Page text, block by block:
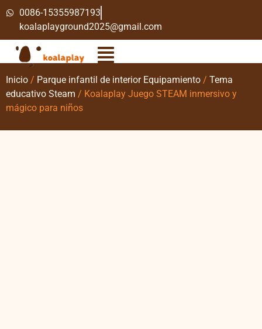
0086-15355987193
koalaplayground2025@gmail.com
Inicio / Parque infantil de interior Equipamiento / Tema
educativo Steam / Koalaplay Juego STEAM inmersivo y
mágico para niños